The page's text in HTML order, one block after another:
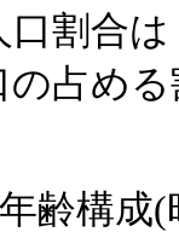
割合
の占め
齢構成(